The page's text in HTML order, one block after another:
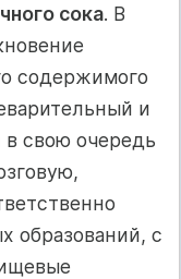
сока. В
содержимого
и
свою очередь
образований, с